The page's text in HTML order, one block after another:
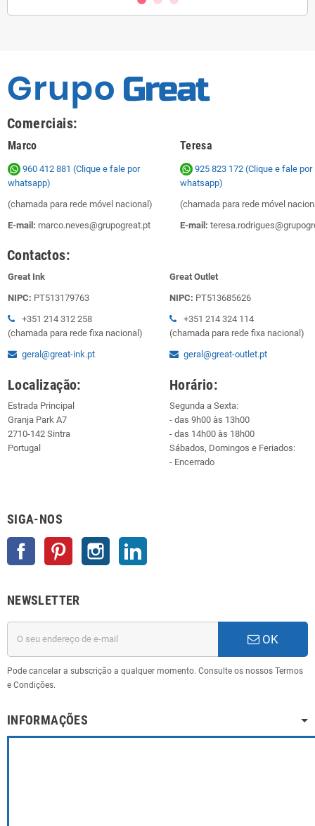
Comerciais:
Marco Teresa
960 412 881 (Clique e fale por
whatsapp)
(chamada para rede móvel nacional)
E-mail: marco.neves@grupogreat.pt
925 823 172 (Clique e fale por
whatsapp)
(chamada para rede móvel
E-mail:
Contactos:
Great Ink
NIPC: PT513179763
+351 214 312 258
(chamada para rede fixa nacional)
geral@great-ink.pt
Great Outlet
NIPC: PT513685626
+351 214 324 114
(chamada para rede fixa nacional)
geral@great-outlet.pt
Localização:
Estrada Principal
Granja Park A7
2710-142 Sintra
Portugal
Horário:
Segunda a Sexta:
- das 9h00 às 13h00
- das 14h00 às 18h00
Sábados, Domingos e Feriados:
- Encerrado
SIGA-NOS
Facebook Pinterest Instagram
NEWSLETTER
OK
Pode cancelar a subscrição a qualquer momento. Consulte os nossos Termos
e Condições.
INFORMAÇÕES